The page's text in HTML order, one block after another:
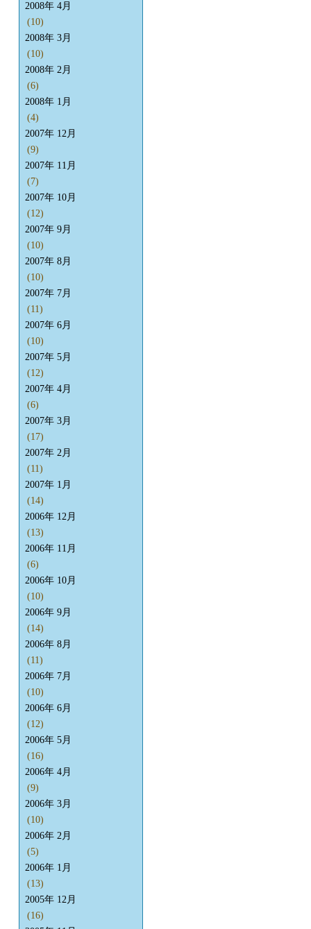
2008年 4月
(10)
2008年 3月
(10)
2008年 2月
(6)
2008年 1月
(4)
2007年 12月
(9)
2007年 11月
(7)
2007年 10月
(12)
2007年 9月
(10)
2007年 8月
(10)
2007年 7月
(11)
2007年 6月
(10)
2007年 5月
(12)
2007年 4月
(6)
2007年 3月
(17)
2007年 2月
(11)
2007年 1月
(14)
2006年 12月
(13)
2006年 11月
(6)
2006年 10月
(10)
2006年 9月
(14)
2006年 8月
(11)
2006年 7月
(10)
2006年 6月
(12)
2006年 5月
(16)
2006年 4月
(9)
2006年 3月
(10)
2006年 2月
(5)
2006年 1月
(13)
2005年 12月
(16)